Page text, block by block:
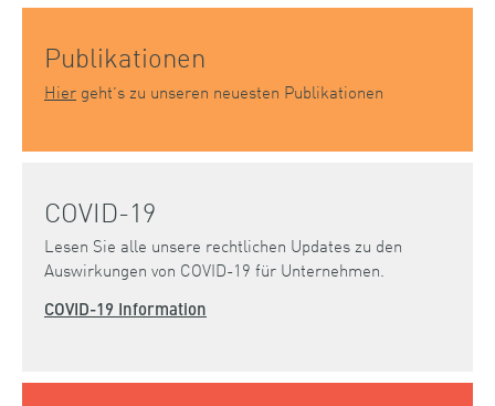
Publikationen
Hier geht’s zu unseren neuesten Publikationen
COVID-19
Lesen Sie alle unsere rechtlichen Updates zu den
Auswirkungen von COVID-19 für Unternehmen.
COVID-19 Information